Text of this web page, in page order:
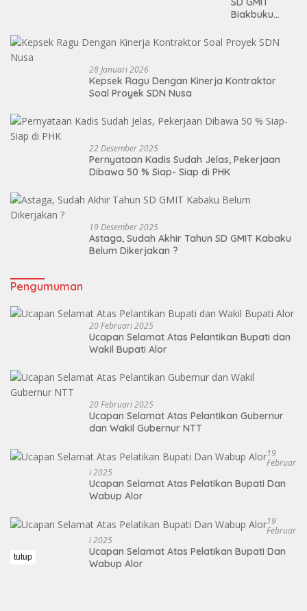
Biakbuku
Dua ,Mandek!
28 Januari 2026
Kepsek Ragu Dengan Kinerja Kontraktor
Soal Proyek SDN Nusa
22 Desember 2025
Pernyataan Kadis Sudah Jelas, Pekerjaan
Dibawa 50 % Siap- Siap di PHK
19 Desember 2025
Astaga, Sudah Akhir Tahun SD GMIT Kabaku
Belum Dikerjakan ?
Pengumuman
20 Februari 2025
Ucapan Selamat Atas Pelantikan Bupati dan
Wakil Bupati Alor
20 Februari 2025
Ucapan Selamat Atas Pelantikan Gubernur
dan Wakil Gubernur NTT
19
Februar
I 2025
Ucapan Selamat Atas Pelatikan Bupati Dan
Wabup Alor
19
Februar
I 2025
Ucapan Selamat Atas Pelatikan Bupati Dan
Wabup Alor
tutup